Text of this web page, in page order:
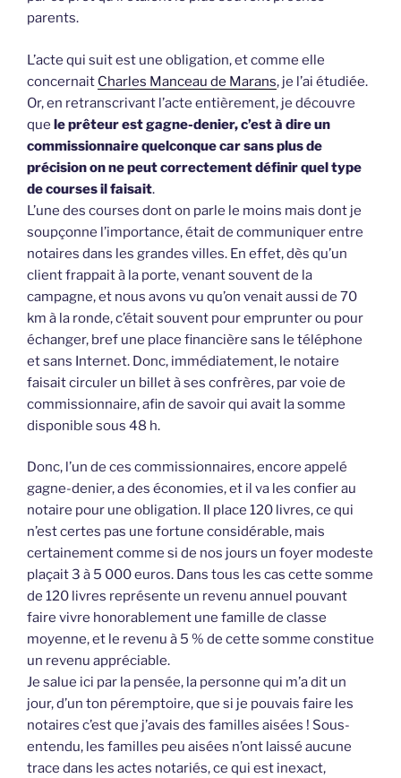
parents.
L’acte qui suit est une obligation, et comme elle
concernait Charles Manceau de Marans, je l’ai étudiée.
Or, en retranscrivant l’acte entièrement, je découvre
que le prêteur est gagne-denier, c’est à dire un
commissionnaire quelconque car sans plus de
précision on ne peut correctement définir quel type
de courses il faisait.
L’une des courses dont on parle le moins mais dont je
soupçonne l’importance, était de communiquer entre
notaires dans les grandes villes. En effet, dès qu’un
client frappait à la porte, venant souvent de la
campagne, et nous avons vu qu’on venait aussi de 70
km à la ronde, c’était souvent pour emprunter ou pour
échanger, bref une place financière sans le téléphone
et sans Internet. Donc, immédiatement, le notaire
faisait circuler un billet à ses confrères, par voie de
commissionnaire, afin de savoir qui avait la somme
disponible sous 48 h.
Donc, l’un de ces commissionnaires, encore appelé
gagne-denier, a des économies, et il va les confier au
notaire pour une obligation. Il place 120 livres, ce qui
n’est certes pas une fortune considérable, mais
certainement comme si de nos jours un foyer modeste
plaçait 3 à 5 000 euros. Dans tous les cas cette somme
de 120 livres représente un revenu annuel pouvant
faire vivre honorablement une famille de classe
moyenne, et le revenu à 5 % de cette somme constitue
un revenu appréciable.
Je salue ici par la pensée, la personne qui m’a dit un
jour, d’un ton péremptoire, que si je pouvais faire les
notaires c’est que j’avais des familles aisées ! Sous-
entendu, les familles peu aisées n’ont laissé aucune
trace dans les actes notariés, ce qui est inexact,